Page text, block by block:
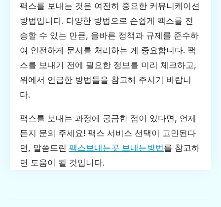
팩스를 보내는 것은 여전히 중요한 커뮤니케이션
방법입니다. 다양한 방법으로 손쉽게 팩스를 전
송할 수 있는 만큼, 올바른 정책과 규제를 준수하
여 안전하게 문서를 처리하는 게 중요합니다. 팩
스를 보내기 전에 필요한 정보를 미리 체크하고,
위에서 언급한 방법들을 참고해 주시기 바랍니
다.
팩스를 보내는 과정에 궁금한 점이 있다면, 언제
든지 문의 주세요! 팩스 서비스 선택이 고민된다
면, 말씀드린 팩스보내는곳 보내는방법를 참고하
면 도움이 될 것입니다.